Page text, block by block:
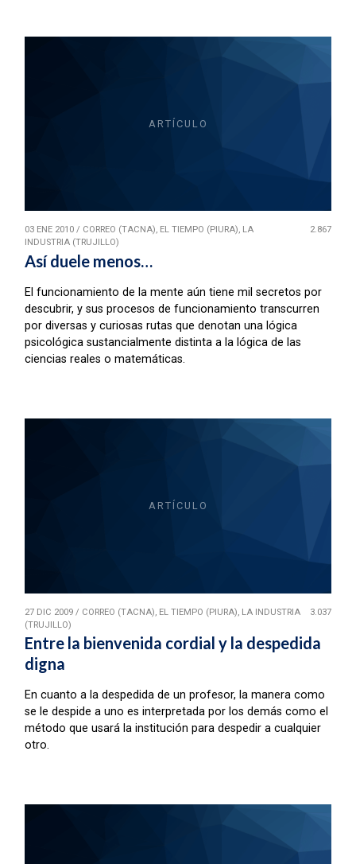
ARTÍCULO
03 ENE 2010/ CORREO (TACNA), EL TIEMPO (PIURA), LA
INDUSTRIA (TRUJILLO)
2.867
Así duele menos…
El funcionamiento de la mente aún tiene mil secretos por
descubrir, y sus procesos de funcionamiento transcurren
por diversas y curiosas rutas que denotan una lógica
psicológica sustancialmente distinta a la lógica de las
ciencias reales o matemáticas.
ARTÍCULO
27 DIC 2009/ CORREO (TACNA), EL TIEMPO (PIURA), LA INDUSTRIA
(TRUJILLO)
3.037
Entre la bienvenida cordial y la despedida
digna
En cuanto a la despedida de un profesor, la manera como
se le despide a uno es interpretada por los demás como el
método que usará la institución para despedir a cualquier
otro.